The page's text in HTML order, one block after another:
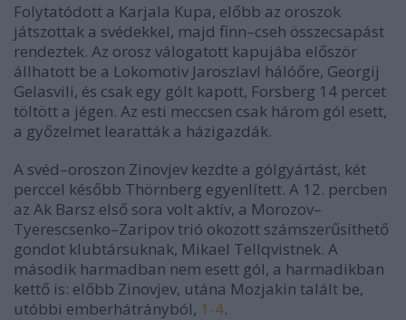
Folytatódott a Karjala Kupa, előbb az oroszok
játszottak a svédekkel, majd finn–cseh összecsapást
rendeztek. Az orosz válogatott kapujába először
állhatott be a Lokomotiv Jaroszlavl hálóőre, Georgij
Gelasvili, és csak egy gólt kapott, Forsberg 14 percet
töltött a jégen. Az esti meccsen csak három gól esett,
a győzelmet learatták a házigazdák.
A svéd–oroszon Zinovjev kezdte a gólgyártást, két
perccel később Thörnberg egyenlített. A 12. percben
az Ak Barsz első sora volt aktív, a Morozov–
Tyerescsenko–Zaripov trió okozott számszerűsíthető
gondot klubtársuknak, Mikael Tellqvistnek. A
második harmadban nem esett gól, a harmadikban
kettő is: előbb Zinovjev, utána Mozjakin talált be,
utóbbi emberhátrányból, 1-4.